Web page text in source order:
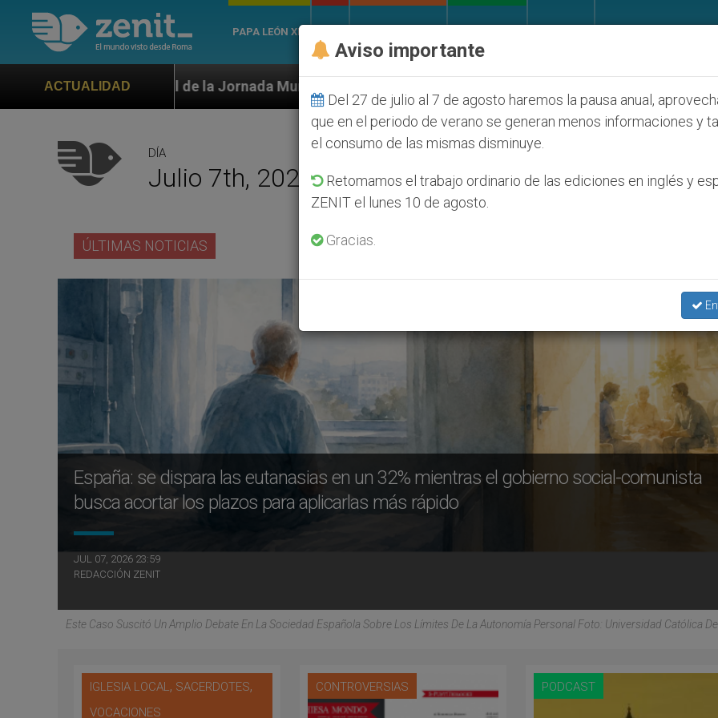
PAPA LEÓN XIV
ACTUALIDAD
de la Jornada Mundial de la Juventud Seúl 2027 ONU se pronuncia ante caso de obispo católico
DÍA
Julio 7th, 2026
ÚLTIMAS NOTICIAS
España: se dispara las eutanasias en un 32% mientras el gobierno social-comunista
busca acortar los plazos para aplicarlas más rápido
JUL 07, 2026 23:59
REDACCIÓN ZENIT
Este Caso Suscitó Un Amplio Debate En La Sociedad Española Sobre Los Límites De La Autonomía Personal Foto: Universidad Católica
IGLESIA LOCAL, SACERDOTES,
VOCACIONES
CONTROVERSIAS PODCAST
Aviso importante
Del 27 de julio al 7 de agosto haremos la pausa anual,
que en el periodo de verano se generan menos informaciones y
el consumo de las mismas disminuye.
Retomamos el trabajo ordinario de las ediciones en inglés y
ZENIT el lunes 10 de agosto.
Gracias.